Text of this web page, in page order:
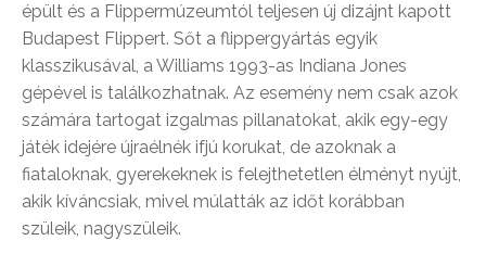
épült és a Flippermúzeumtól teljesen új dizájnt kapott
Budapest Flippert. Sőt a flippergyártás egyik
klasszikusával, a Williams 1993-as Indiana Jones
gépével is találkozhatnak. Az esemény nem csak azok
számára tartogat izgalmas pillanatokat, akik egy-egy
játék idejére újraélnék ifjú korukat, de azoknak a
fiataloknak, gyerekeknek is felejthetetlen élményt nyújt,
akik kíváncsiak, mivel múlatták az időt korábban
szüleik, nagyszüleik.